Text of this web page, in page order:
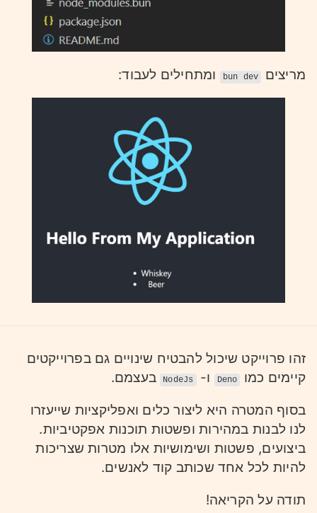
מריצים bun dev ומתחילים לעבוד:
זהו פרוייקט שיכול להבטיח שינויים גם בפרוייקטים
קיימים כמו
Deno ו- NodeJs בעצמם.
בסוף המטרה היא ליצור כלים ואפליקציות שייעזרו
לנו לבנות במהירות ופשטות תוכנות אפקטיביות.
ביצועים, פשטות ושימושיות אלו מטרות שצריכות
להיות לכל אחד שכותב קוד לאנשים.
תודה על הקריאה!